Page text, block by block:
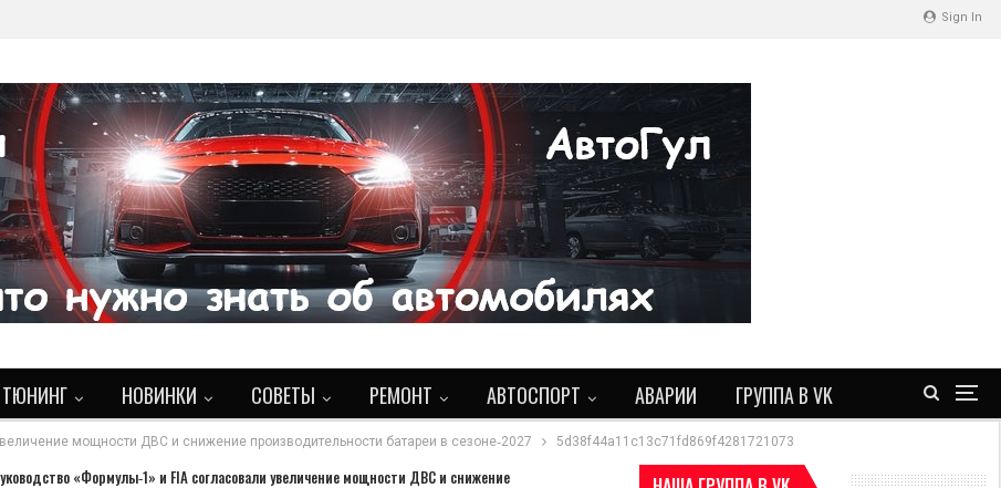
Sign In
ТЮНИНГ НОВИНКИ СОВЕТЫ РЕМОНТ АВТОСПОРТ АВАРИИ ГРУППА В VK
мощности ДВС и снижение производительности батареи в сезоне‑2027 5d38f44a11c13c71fd869f4281721073
«Формулы‑1» и FIA согласовали увеличение мощности ДВС и снижение